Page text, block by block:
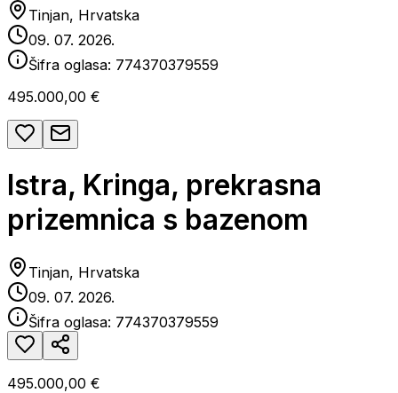
Tinjan, Hrvatska
09. 07. 2026.
Šifra oglasa: 774370379559
495.000,00 €
Istra, Kringa, prekrasna
prizemnica s bazenom
Tinjan, Hrvatska
09. 07. 2026.
Šifra oglasa: 774370379559
495.000,00 €